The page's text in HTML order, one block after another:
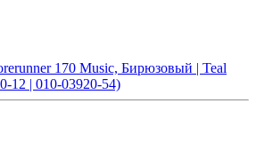
170 Music, Бирюзовый | Teal
12 | 010-03920-54)